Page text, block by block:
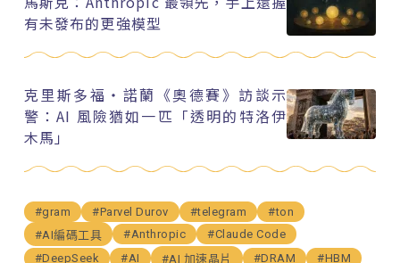
有未發布的更強模型
克里斯多福・諾蘭《奧德賽》訪談示
警：AI 風險猶如一匹「透明的特洛伊
木馬」
#gram #Parvel Durov #telegram
#ton
#AI編碼工具
#Anthropic
#Claude Code
#DeepSeek
#AI #AI 加速晶片 #DRAM
#HBM